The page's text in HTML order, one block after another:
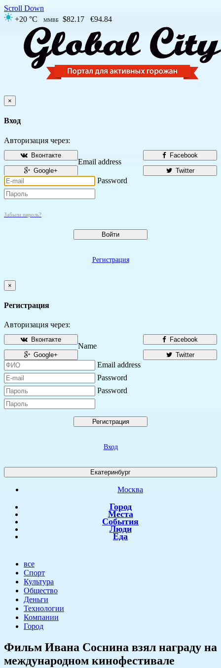
Scroll Down
+20 °C
ММВБ $82.17 €94.84
×
Вход
Авторизация через:
Facebook
Вконтакте
Twitter
Google+
Email address
Password
Забыли пароль?
Войти
Регистрация
×
Регистрация
Авторизация через:
Facebook
Вконтакте
Twitter
Google+
Name
Email address
Password
Password
Регистрация
Вход
Екатеринбург
Москва
Город
Места
События
Люди
Еда
все
Спорт
Культура
Общество
Деньги
Технологии
Компании
Город
​Фильм Ивана Соснина взял награду на
международном кинофестивале